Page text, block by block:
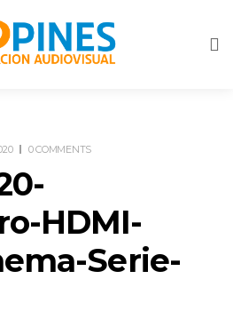
0 COMMENTS
HDMI-
Serie-